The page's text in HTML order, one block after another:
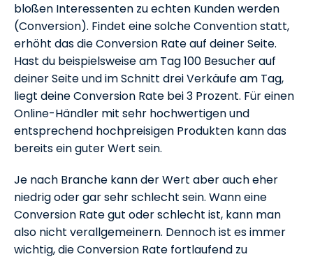
bloßen Interessenten zu echten Kunden werden
(Conversion). Findet eine solche Convention statt,
erhöht das die Conversion Rate auf deiner Seite.
Hast du beispielsweise am Tag 100 Besucher auf
deiner Seite und im Schnitt drei Verkäufe am Tag,
liegt deine Conversion Rate bei 3 Prozent. Für einen
Online-Händler mit sehr hochwertigen und
entsprechend hochpreisigen Produkten kann das
bereits ein guter Wert sein.
Je nach Branche kann der Wert aber auch eher
niedrig oder gar sehr schlecht sein. Wann eine
Conversion Rate gut oder schlecht ist, kann man
also nicht verallgemeinern. Dennoch ist es immer
wichtig, die Conversion Rate fortlaufend zu